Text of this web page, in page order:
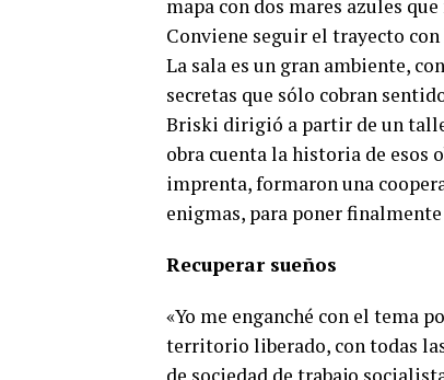
mapa con dos mares azules
Conviene seguir el trayecto
La sala es un gran ambiente,
secretas que sólo cobran
Briski dirigió a partir de un
obra cuenta la historia de esos
imprenta, formaron una
enigmas, para poner
Recuperar sueños
«Yo me enganché con el tema
territorio liberado, con todas